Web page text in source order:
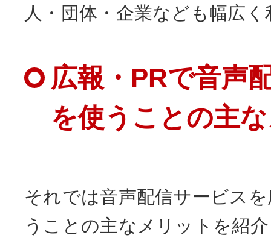
人・団体・企業なども幅広
広報・PRで音声
を使うことの主
それでは音声配信サービス
うことの主なメリットを紹